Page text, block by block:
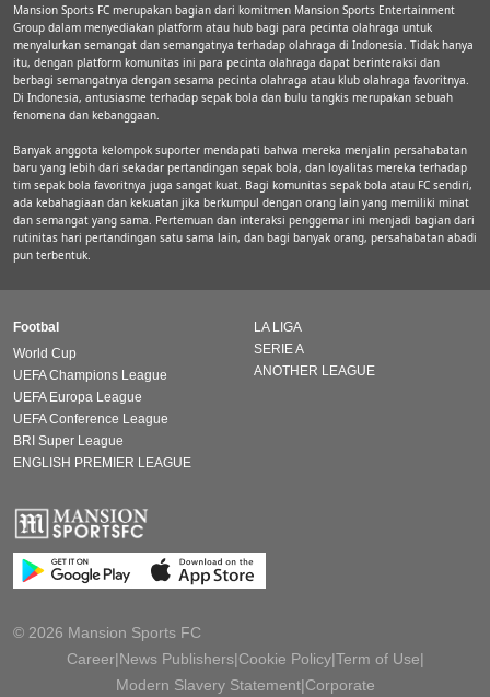
Mansion Sports FC merupakan bagian dari komitmen Mansion Sports Entertainment
Group dalam menyediakan platform atau hub bagi para pecinta olahraga untuk
menyalurkan semangat dan semangatnya terhadap olahraga di Indonesia. Tidak hanya
itu, dengan platform komunitas ini para pecinta olahraga dapat berinteraksi dan
berbagi semangatnya dengan sesama pecinta olahraga atau klub olahraga favoritnya.
Di Indonesia, antusiasme terhadap sepak bola dan bulu tangkis merupakan sebuah
fenomena dan kebanggaan.
Banyak anggota kelompok suporter mendapati bahwa mereka menjalin persahabatan
baru yang lebih dari sekadar pertandingan sepak bola, dan loyalitas mereka terhadap
tim sepak bola favoritnya juga sangat kuat. Bagi komunitas sepak bola atau FC sendiri,
ada kebahagiaan dan kekuatan jika berkumpul dengan orang lain yang memiliki minat
dan semangat yang sama. Pertemuan dan interaksi penggemar ini menjadi bagian dari
rutinitas hari pertandingan satu sama lain, dan bagi banyak orang, persahabatan abadi
pun terbentuk.
Footbal
World Cup
UEFA Champions League
UEFA Europa League
UEFA Conference League
BRI Super League
ENGLISH PREMIER LEAGUE
LA LIGA
SERIE A
ANOTHER LEAGUE
© 2026 Mansion Sports FC
Career|News Publishers|Cookie Policy|Term of Use|
Modern Slavery Statement|Corporate